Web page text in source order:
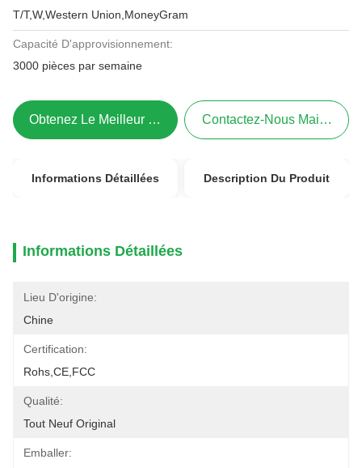
T/T,W,Western Union,MoneyGram
Capacité D'approvisionnement:
3000 pièces par semaine
Obtenez Le Meilleur Prix Contactez-Nous Maintenant
Informations Détaillées Description Du Produit
Informations Détaillées
Lieu D'origine:
Chine
Certification:
Rohs,CE,FCC
Qualité:
Tout Neuf Original
Emballer: